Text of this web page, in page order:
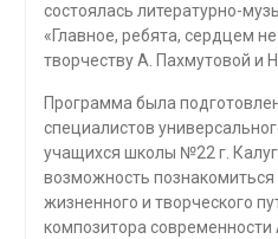
состоялась литературно-
«Главное, ребята, сердцем
творчеству А. Пахмутовой и
Программа была
специалистов
учащихся школы №22 г.
возможность
жизненного и творческого
композитора